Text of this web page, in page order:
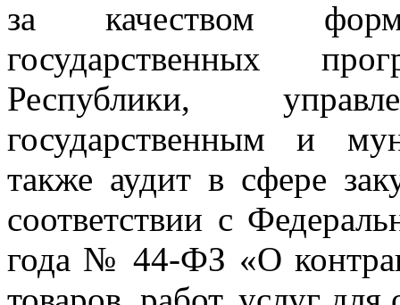
за качеством
государственных
Республики,
государственным и
также аудит в сфере
соответствии с
года № 44-ФЗ «О